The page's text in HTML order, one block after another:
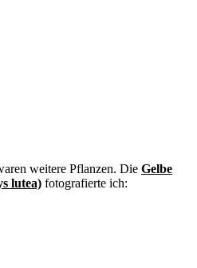
weitere Pflanzen. Die Gelbe
lutea) fotografierte ich: